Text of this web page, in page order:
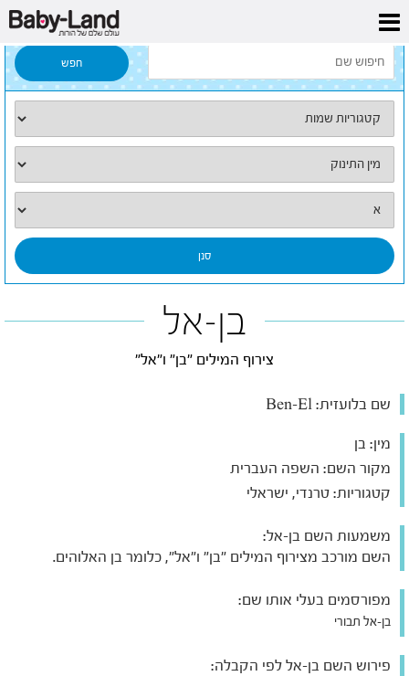
דף הבית
בן-אל
צירוף המילים "בן" ו"אל"
שם בלועזית:
מין: בן
מקור השם: השפה העברית
קטגוריות: טרנדי, ישראלי
משמעות השם בן-אל:
השם מורכב מצירוף המילים "בן" ו"אל", כלומר בן האלוהים.
מפורסמים בעלי אותו שם:
בן-אל תבורי
פירוש השם בן-אל לפי הקבלה: